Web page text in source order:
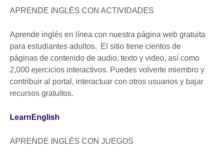
APRENDE INGLÉS CON ACTIVIDADES
Aprende inglés en línea con nuestra página web gratuita
para estudiantes adultos. El sitio tiene cientos de
páginas de contenido de audio, texto y video, así como
2,000 ejercicios interactivos. Puedes volverte miembro y
contribuir al portal, interactuar con otros usuarios y bajar
recursos gratuitos.
LearnEnglish
APRENDE INGLÉS CON JUEGOS